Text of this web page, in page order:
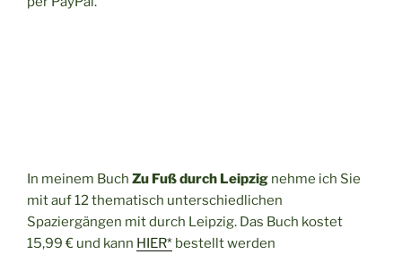
In meinem Buch Zu Fuß durch Leipzig nehme ich Sie
mit auf 12 thematisch unterschiedlichen
Spaziergängen mit durch Leipzig. Das Buch kostet
15,99 € und kann HIER* bestellt werden